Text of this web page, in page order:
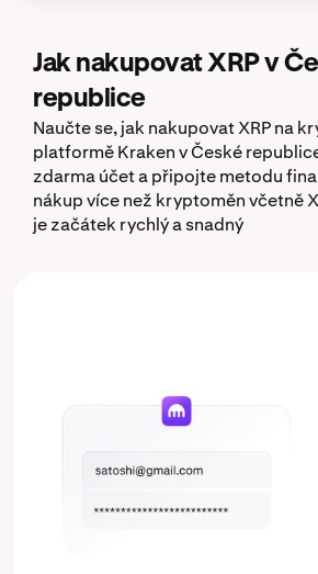
Jak nakupovat XRP v
republice
Naučte se, jak nakupovat XRP na
platformě Kraken v České
zdarma účet a připojte metodu
nákup více než kryptoměn včetně
je začátek rychlý a snadný